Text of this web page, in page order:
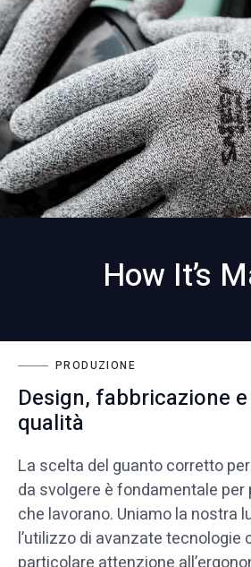
How It’s
PRODUZIONE
Design, fabbricazione
qualità
La scelta del guanto corretto
da svolgere è fondamentale
che lavorano. Uniamo la nostra
l’utilizzo di avanzate tecnologie